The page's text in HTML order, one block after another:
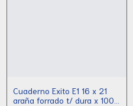
Cuaderno Exito E1 16 x 21
araña forrado t/ dura x 100